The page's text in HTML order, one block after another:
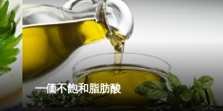
カリフラワー